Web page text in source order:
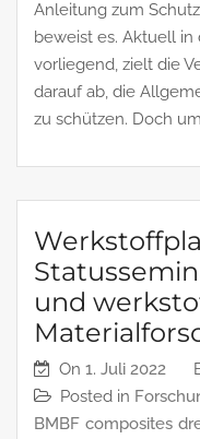
Anleitung zum
beweist es. Aktuell in
vorliegend, zielt die
darauf ab, die
zu schützen. Doch
und
On 1. Juli 2022
Posted in
BMBF composites